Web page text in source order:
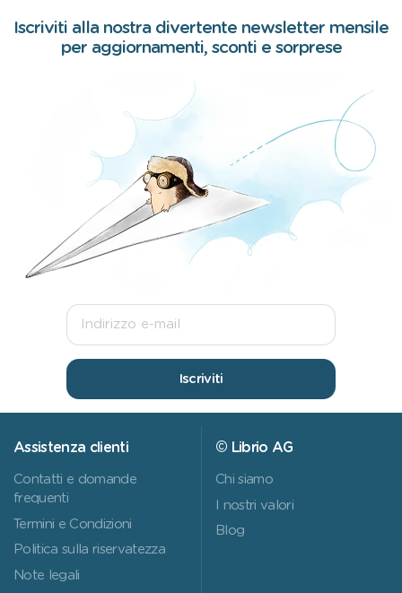
Iscriviti alla nostra divertente newsletter mensile
per aggiornamenti, sconti e sorprese
Iscriviti
Assistenza clienti
Contatti e domande
frequenti
Termini e Condizioni
Politica sulla riservatezza
Note legali
© Librio AG
Chi siamo
I nostri valori
Blog